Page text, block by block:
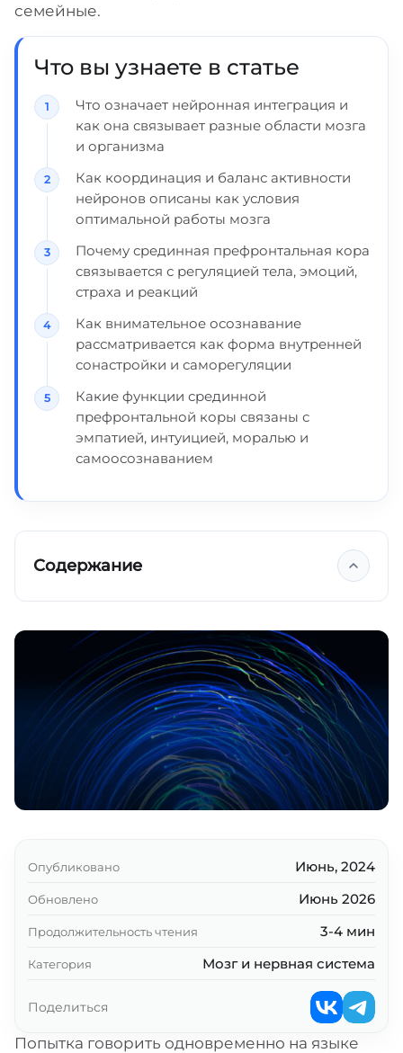
семейные.
Что вы узнаете в статье
Что означает нейронная интеграция и
как она связывает разные области мозга
и организма
Как координация и баланс активности
нейронов описаны как условия
оптимальной работы мозга
Почему срединная префронтальная кора
связывается с регуляцией тела, эмоций,
страха и реакций
Как внимательное осознавание
рассматривается как форма внутренней
сонастройки и саморегуляции
Какие функции срединной
префронтальной коры связаны с
эмпатией, интуицией, моралью и
самоосознаванием
Содержание
Попытка говорить одновременно на языке
Опубликовано Июнь, 2024
Обновлено Июнь 2026
Продолжительность чтения 3-4 мин
Категория Мозг и нервная система
Поделиться